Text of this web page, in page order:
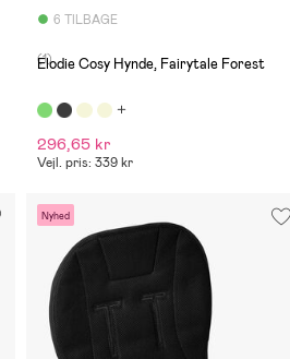
6 TILBAGE
(1)
Elodie Cosy Hynde, Fairytale Forest
296,65 kr
Vejl. pris: 339 kr
Nyhed